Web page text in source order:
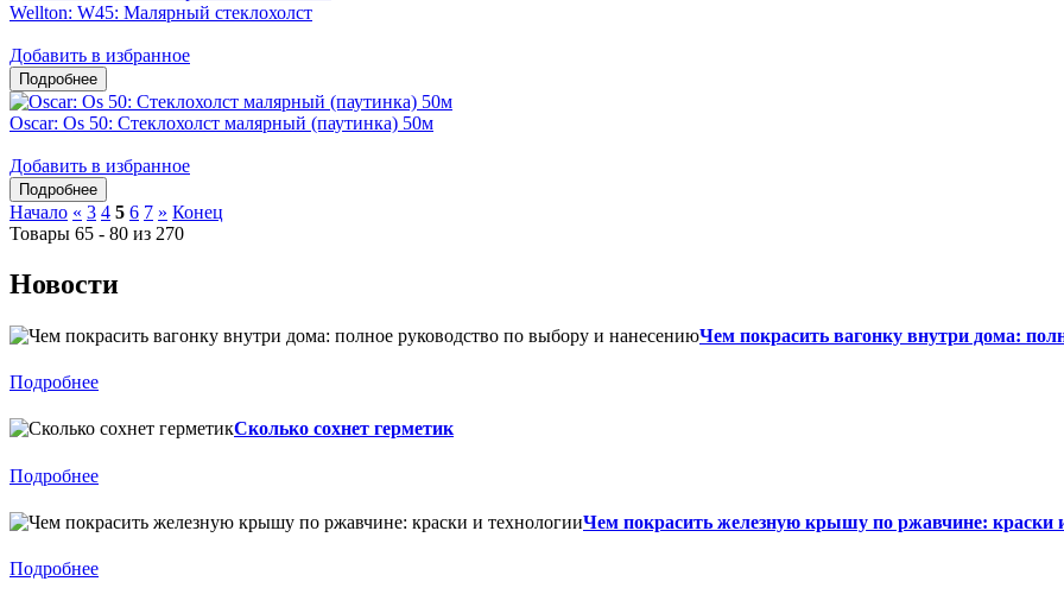
Wellton: W45: Малярный стеклохолст
Добавить в избранное
Oscar: Os 50: Стеклохолст малярный (паутинка) 50м
Добавить в избранное
Начало « 3 4 5 6 7 » Конец
Товары 65 - 80 из 270
Новости
Чем покрасить вагонку внутри дома:
Подробнее
Сколько сохнет герметик
Подробнее
Чем покрасить железную крышу по ржавчине: краски
Подробнее